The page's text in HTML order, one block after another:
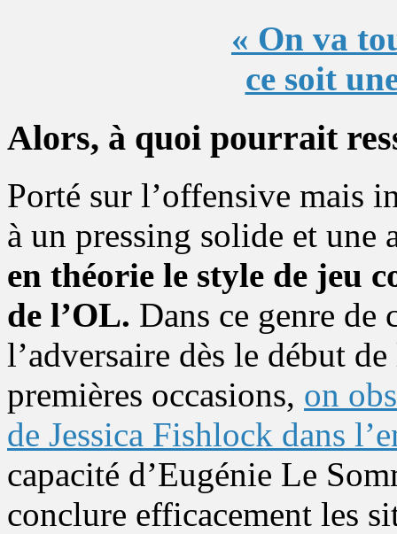
« On va
ce soit
Alors, à quoi pourrait
Porté sur l’offensive mais
à un pressing solide et une
en théorie le style de jeu
de l’OL. Dans ce genre
l’adversaire dès le début
premières occasions, on
de Jessica Fishlock dans
capacité d’Eugénie Le
conclure efficacement les